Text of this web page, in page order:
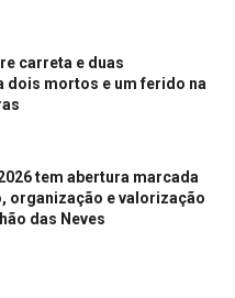
carreta e duas
dois mortos e um ferido na
tem abertura marcada
organização e valorização
das Neves